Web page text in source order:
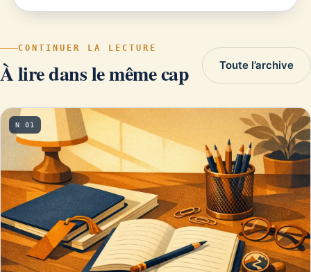
CONTINUER LA LECTURE
À lire dans le même cap Toute l’archive
N 01